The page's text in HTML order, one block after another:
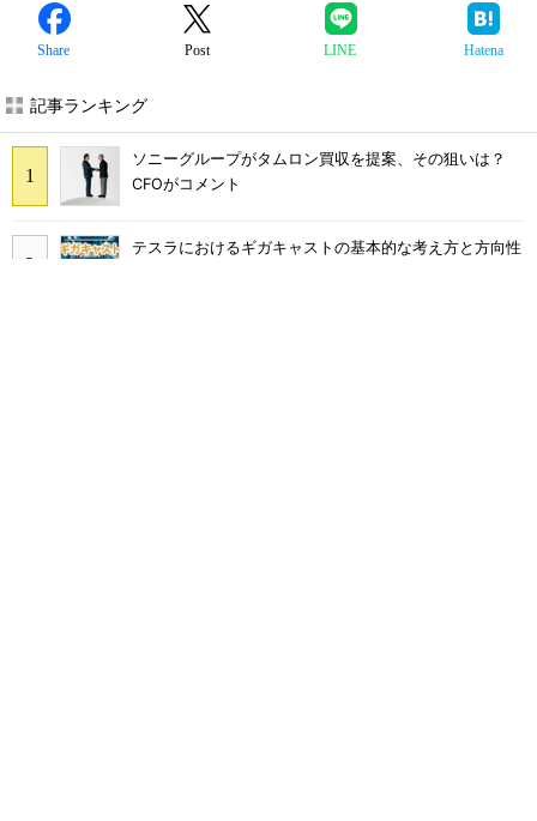
Share Post LINE Hatena
記事ランキング
ソニーグループがタムロン買収を提案、その狙いは？
CFOがコメント
テスラにおけるギガキャストの基本的な考え方と方向性